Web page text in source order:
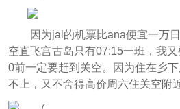
因为jal的机票比ana便宜一万
空直飞宫古岛只有07:15一班，我
0前一定要赶到关空。因为住在乡
不上，又不舍得高价周六住关空附